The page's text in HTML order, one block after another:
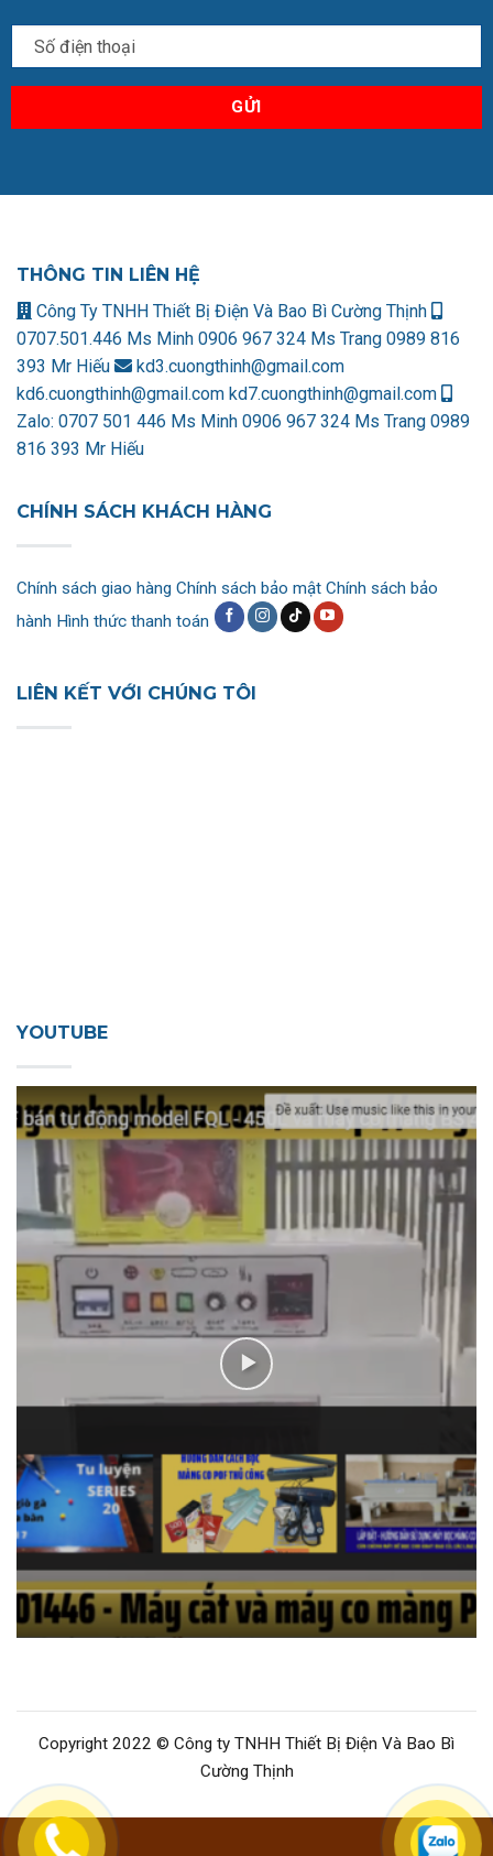
THÔNG TIN LIÊN HỆ
Công Ty TNHH Thiết Bị Điện Và Bao Bì Cường Thịnh
0707.501.446 Ms Minh 0906 967 324 Ms Trang 0989 816
393 Mr Hiếu
kd3.cuongthinh@gmail.com
kd6.cuongthinh@gmail.com kd7.cuongthinh@gmail.com
Zalo: 0707 501 446 Ms Minh 0906 967 324 Ms Trang 0989
816 393 Mr Hiếu
CHÍNH SÁCH KHÁCH HÀNG
Chính sách giao hàng Chính sách bảo mật Chính sách bảo
hành Hình thức thanh toán
LIÊN KẾT VỚI CHÚNG TÔI
YOUTUBE
Copyright 2022 © Công ty TNHH Thiết Bị Điện Và Bao Bì
Cường Thịnh